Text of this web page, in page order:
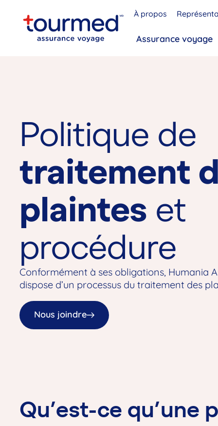
À propos
Assurance voyage
Politique de
traitement
plaintes et
procédure
Conformément à ses obligations, Humania
dispose d’un processus du traitement des
Nous joindre
Qu’est-ce qu’une